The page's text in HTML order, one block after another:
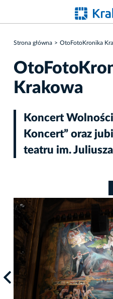
Strona główna OtoFotoKronika
Krakowa
Koncert
Koncert” oraz
teatru im.